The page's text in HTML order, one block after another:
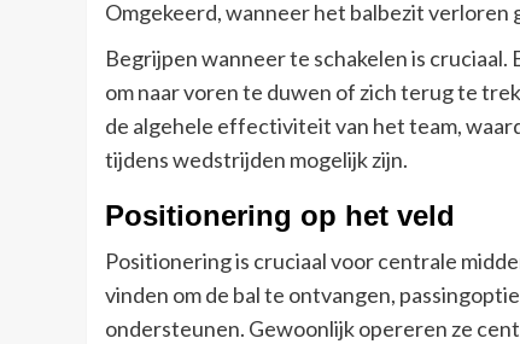
Omgekeerd, wanneer het balbezit verloren
Begrijpen wanneer te schakelen is
om naar voren te duwen of zich terug te
de algehele effectiviteit van het team,
tijdens wedstrijden mogelijk zijn.
Positionering op het veld
Positionering is cruciaal voor centrale
vinden om de bal te ontvangen,
ondersteunen. Gewoonlijk opereren ze